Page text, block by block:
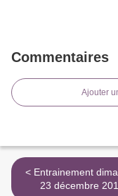
Commentaires
Ajouter
< Entrainement dimanche
23 décembre